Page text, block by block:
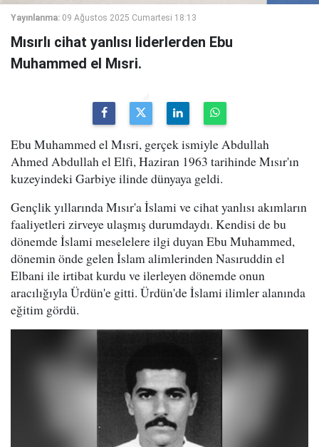
Yayınlanma: 09 Ağustos 2025 Cumartesi 18:13
Mısırlı cihat yanlısı liderlerden Ebu
Muhammed el Mısri.
Ebu Muhammed el Mısri, gerçek ismiyle Abdullah
Ahmed Abdullah el Elfi, Haziran 1963 tarihinde Mısır'ın
kuzeyindeki Garbiye ilinde dünyaya geldi.
Gençlik yıllarında Mısır'a İslami ve cihat yanlısı akımların
faaliyetleri zirveye ulaşmış durumdaydı. Kendisi de bu
dönemde İslami meselelere ilgi duyan Ebu Muhammed,
dönemin önde gelen İslam alimlerinden Nasıruddin el
Elbani ile irtibat kurdu ve ilerleyen dönemde onun
aracılığıyla Ürdün'e gitti. Ürdün'de İslami ilimler alanında
eğitim gördü.